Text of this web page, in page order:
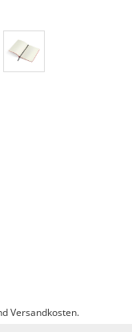
Versandkosten.